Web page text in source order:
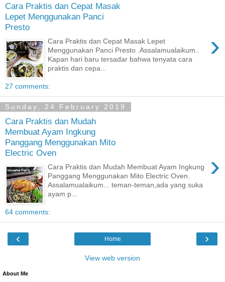
Cara Praktis dan Cepat Masak
Lepet Menggunakan Panci
Presto
›
Cara Praktis dan Cepat Masak Lepet
Menggunakan Panci Presto .Assalamualaikum..
Kapan hari baru tersadar bahwa tenyata cara
praktis dan cepa...
27 comments:
Sunday, 24 February 2019
Cara Praktis dan Mudah
Membuat Ayam Ingkung
Panggang Menggunakan Mito
Electric Oven
›
Cara Praktis dan Mudah Membuat Ayam Ingkung
Panggang Menggunakan Mito Electric Oven.
Assalamualaikum... teman-teman,ada yang suka
ayam p...
64 comments:
‹ ›
Home
View web version
About Me